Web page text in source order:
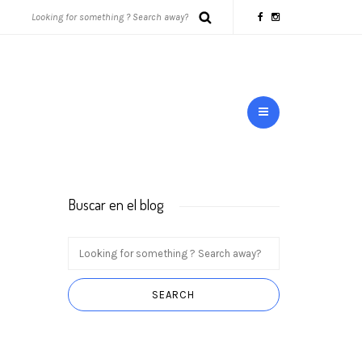
Buscar en el blog